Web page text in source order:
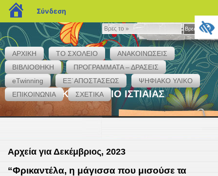
Βρες
το
»
Βρες το »
ΑΡΧΙΚΗ ΤΟ ΣΧΟΛΕΙΟ
ΑΝΑΚΟΙΝΩΣΕΙΣ
ΒΙΒΛΙΟΘΗΚΗ
ΠΡΟΓΡΑΜΜΑΤΑ – ΔΡΑΣΕΙΣ
eTwinning
ΕΞ΄ΑΠΟΣΤΑΣΕΩΣ
ΨΗΦΙΑΚΟ ΥΛΙΚΟ
ΕΠΙΚΟΙΝΩΝΙΑ
ΣΧΕΤΙΚΑ
1ο ΔΗΜΟΤΙΚΟ ΣΧΟΛΕΙΟ ΙΣΤΙΑΙΑΣ
Αρχεία για Δεκέμβριος, 2023
“Φρικαντέλα, η μάγισσα που μισούσε τα
blogs.sch.gr
Σύνδεση